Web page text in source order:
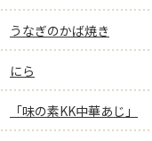
うなぎのかば焼き
にら
「味の素KK中華あじ」